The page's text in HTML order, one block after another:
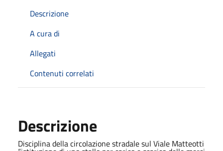
Descrizione
A cura di
Allegati
Contenuti correlati
Descrizione
Disciplina della circolazione stradale sul Viale Matteotti